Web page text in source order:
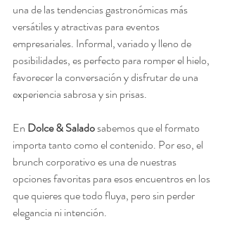
una de las tendencias gastronómicas más
versátiles y atractivas para eventos
empresariales. Informal, variado y lleno de
posibilidades, es perfecto para romper el hielo,
favorecer la conversación y disfrutar de una
experiencia sabrosa y sin prisas.
En Dolce & Salado sabemos que el formato
importa tanto como el contenido. Por eso, el
brunch corporativo es una de nuestras
opciones favoritas para esos encuentros en los
que quieres que todo fluya, pero sin perder
elegancia ni intención.